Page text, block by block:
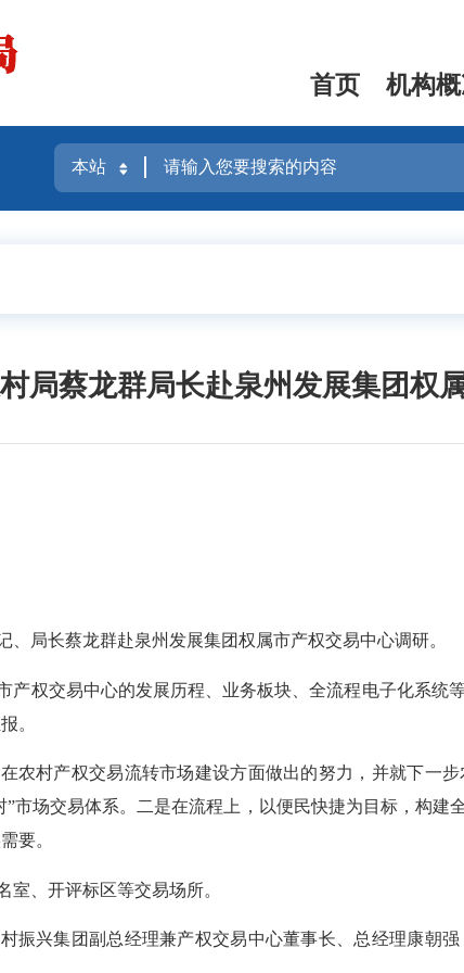
首页 机构
局蔡龙群局长赴泉州发展集团权
局长蔡龙群赴泉州发展集团权属市产权交易中心调研。
产权交易中心的发展历程、业务板块、全流程电子化系统
。
农村产权交易流转市场建设方面做出的努力，并就下一
”市场交易体系。二是在流程上，以便民快捷为目标，构建
要。
、开评标区等交易场所。
振兴集团副总经理兼产权交易中心董事长、总经理康朝